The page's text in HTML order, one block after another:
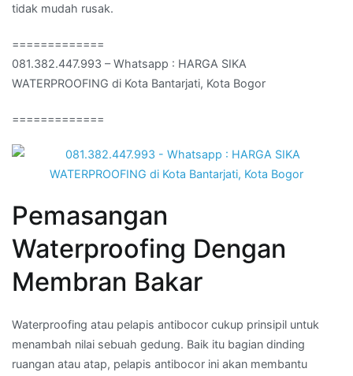
tidak mudah rusak.
=============
081.382.447.993 – Whatsapp : HARGA SIKA
WATERPROOFING di Kota Bantarjati, Kota Bogor
=============
Pemasangan
Waterproofing Dengan
Membran Bakar
Waterproofing atau pelapis antibocor cukup prinsipil untuk
menambah nilai sebuah gedung. Baik itu bagian dinding
ruangan atau atap, pelapis antibocor ini akan membantu